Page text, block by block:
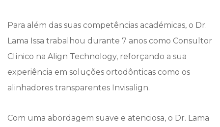
Para além das suas competências académicas, o Dr.
Lama Issa trabalhou durante 7 anos como Consultor
Clínico na Align Technology, reforçando a sua
experiência em soluções ortodônticas como os
alinhadores transparentes Invisalign.
Com uma abordagem suave e atenciosa, o Dr. Lama